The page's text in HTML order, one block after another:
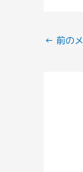
← 前の